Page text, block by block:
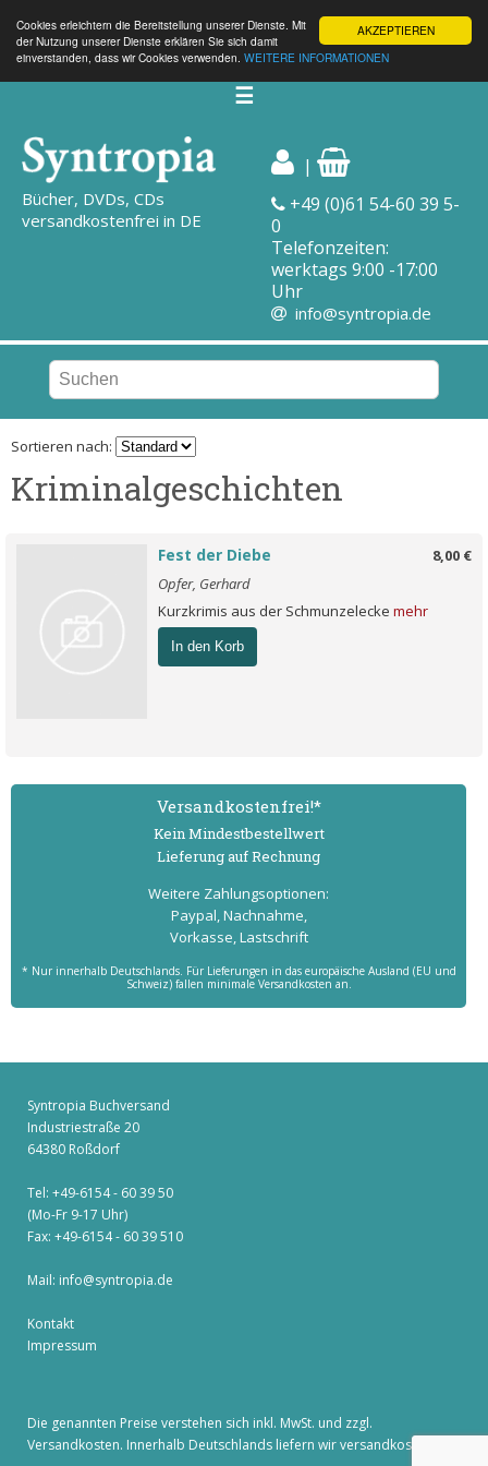
AKZEPTIEREN
Cookies erleichtern die Bereitstellung unserer Dienste. Mit
der Nutzung unserer Dienste erklären Sie sich damit
einverstanden, dass wir Cookies verwenden. WEITERE INFORMATIONEN
☰
Bücher, DVDs, CDs
versandkostenfrei in DE
|
+49 (0)61 54-60 39 5-
0
Telefonzeiten:
werktags 9:00 -17:00
Uhr
info@syntropia.de
Sortieren nach:
Kriminalgeschichten
8,00 €
Fest der Diebe
Opfer, Gerhard
Kurzkrimis aus der Schmunzelecke mehr
In den Korb
Versand­kostenfrei!*
Kein Mindest­bestell­wert
Lieferung auf Rechnung
Weitere Zahlungs­optionen:
Paypal, Nachnahme,
Vorkasse, Lastschrift
* Nur innerhalb Deutschlands. Für Lieferungen in das europäische Ausland (EU und
Schweiz) fallen minimale Versandkosten an.
Syntropia Buchversand
Industriestraße 20
64380 Roßdorf
Tel: +49-6154 - 60 39 50
(Mo-Fr 9-17 Uhr)
Fax: +49-6154 - 60 39 510
Mail: info@syntropia.de
Kontakt
Impressum
Die genannten Preise verstehen sich inkl. MwSt. und zzgl.
Versandkosten. Innerhalb Deutschlands liefern wir versandkostenfrei!